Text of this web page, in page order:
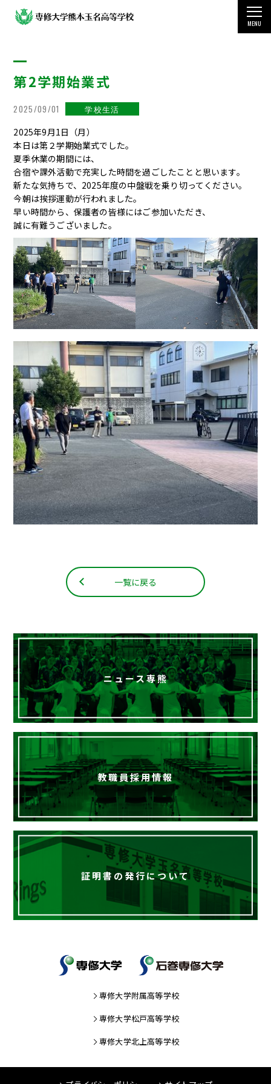
MENU
学校案内
教育・学科・コース
国際交流・留学制度
学生生活
受験をお考えの方
その他の情報
English
第2学期始業式
2025/09/01
学校生活
2025年9月1日（月）
本日は第２学期始業式でした。
夏季休業の期間には、
合宿や課外活動で充実した時間を過ごしたことと思います。
新たな気持ちで、2025年度の中盤戦を乗り切ってください。
今朝は挨拶運動が行われました。
早い時間から、保護者の皆様にはご参加いただき、
誠に有難うございました。
一覧に戻る
ニュース専熊
教職員採用情報
証明書の発行について
専修大学附属高等学校
専修大学松戸高等学校
専修大学北上高等学校